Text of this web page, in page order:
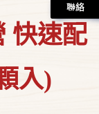
快速配
入)